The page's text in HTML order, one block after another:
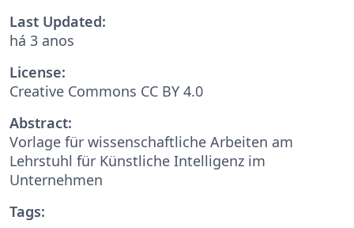
Last Updated:
há 3 anos
License:
Creative Commons CC BY 4.0
Abstract:
Vorlage für wissenschaftliche Arbeiten am
Lehrstuhl für Künstliche Intelligenz im
Unternehmen
Tags: